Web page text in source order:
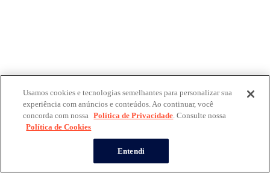
Usamos cookies e tecnologias semelhantes para personalizar sua
experiência com anúncios e conteúdos. Ao continuar, você
concorda com nossa Política de Privacidade. Consulte nossa
Política de Cookies
Entendi